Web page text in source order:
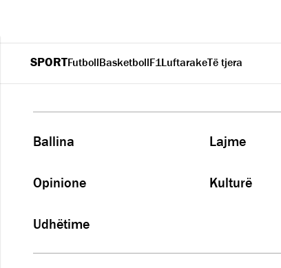
SPORTFutbollBasketbollF1LuftarakeTë tjera
Ballina Lajme
Opinione Kulturë
Udhëtime